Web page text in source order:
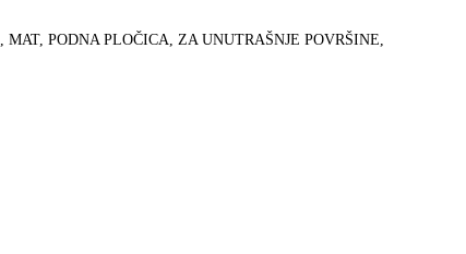
MAT, PODNA PLOČICA ZA UNUTRAŠNJE POVRŠINE